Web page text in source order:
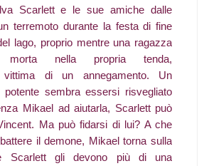
Scarlett e le sue amiche dalle
terremoto durante la festa di fine
lago, proprio mentre una ragazza
morta nella propria tenda,
vittima di un annegamento. Un
sembra essersi risvegliato
Mikael ad aiutarla, Scarlett può
Ma può fidarsi di lui? A che
il demone, Mikael torna sulla
Scarlett gli devono più di una